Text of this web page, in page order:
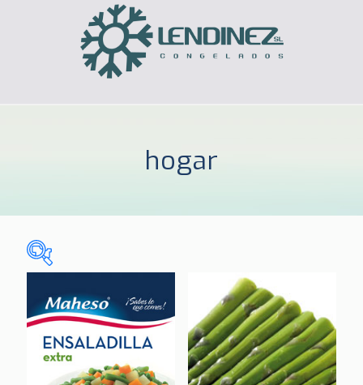
hogar
Sin categorizar (0)
CELIACOS(3)
HOGAR (185)
HORECA(242)